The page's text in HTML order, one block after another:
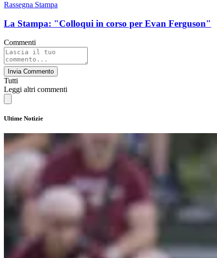
Rassegna Stampa
La Stampa: "Colloqui in corso per Evan Ferguson"
Commenti
Invia Commento
Tutti
Leggi altri commenti
Ultime Notizie